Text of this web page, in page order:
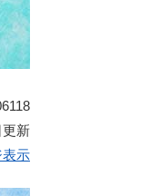
更新
表示